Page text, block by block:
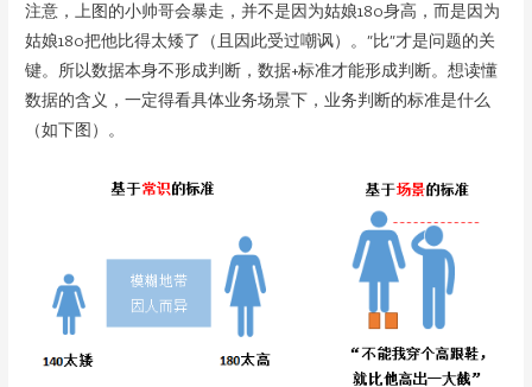
注意，上图的小帅哥会暴走，并不是因为姑娘180身高，而是因为
姑娘180把他比得太矮了（且因此受过嘲讽）。“比”才是问题的关
键。所以数据本身不形成判断，数据+标准才能形成判断。想读懂
数据的含义，一定得看具体业务场景下，业务判断的标准是什么
（如下图）。